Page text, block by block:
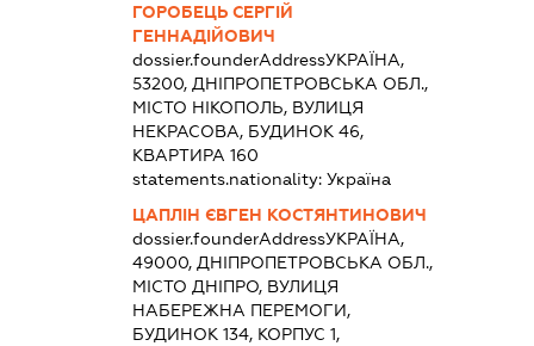
ГОРОБЕЦЬ СЕРГІЙ
ГЕННАДІЙОВИЧ
dossier.founderAddressУКРАЇНА,
53200, ДНІПРОПЕТРОВСЬКА ОБЛ.,
МІСТО НІКОПОЛЬ, ВУЛИЦЯ
НЕКРАСОВА, БУДИНОК 46,
КВАРТИРА 160
statements.nationality: Україна
ЦАПЛІН ЄВГЕН КОСТЯНТИНОВИЧ
dossier.founderAddressУКРАЇНА,
49000, ДНІПРОПЕТРОВСЬКА ОБЛ.,
МІСТО ДНІПРО, ВУЛИЦЯ
НАБЕРЕЖНА ПЕРЕМОГИ,
БУДИНОК 134, КОРПУС 1,